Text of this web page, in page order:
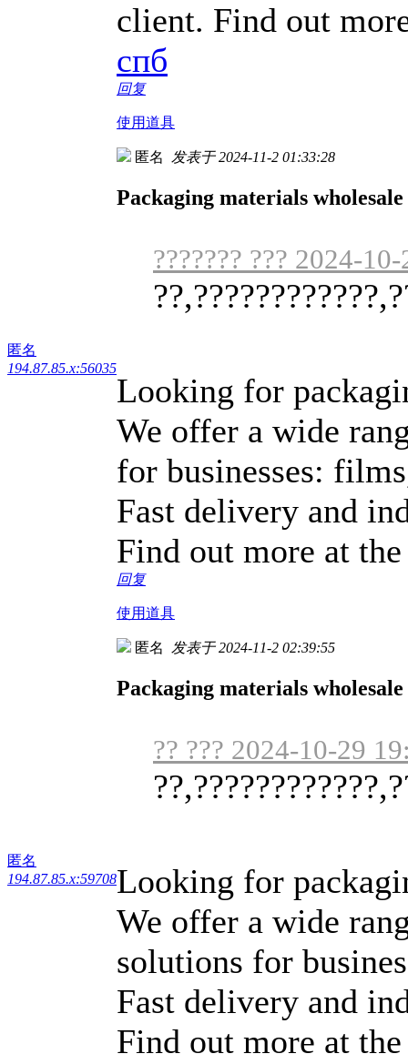
client. Find out
спб
回复
使用道具
匿名
194.87.85.x:56035
匿名 发表于 2024-11-2 01:33:28
Packaging materials wholesale
??????? ??? 2024-
Looking for
We offer a wide
for businesses:
Fast delivery and
Find out more at
回复
使用道具
匿名
194.87.85.x:59708
匿名 发表于 2024-11-2 02:39:55
Packaging materials wholesale
?? ??? 2024-10-29
Looking for
We offer a wide
solutions for
Fast delivery and
Find out more at